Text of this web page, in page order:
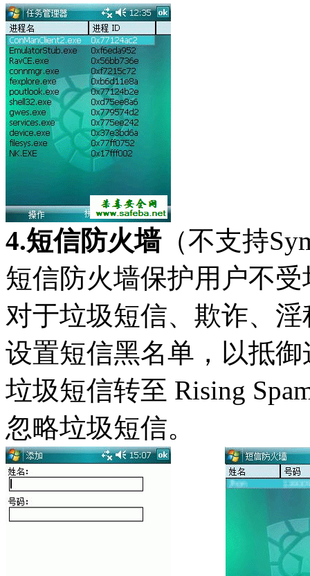
4.短信防火墙（不支持
短信防火墙保护用户不
对于垃圾短信、欺诈、
设置短信黑名单，以抵
垃圾短信转至 Rising
忽略垃圾短信。